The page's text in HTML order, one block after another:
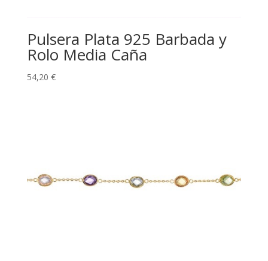
Pulsera Plata 925 Barbada y
Rolo Media Caña
54,20 €